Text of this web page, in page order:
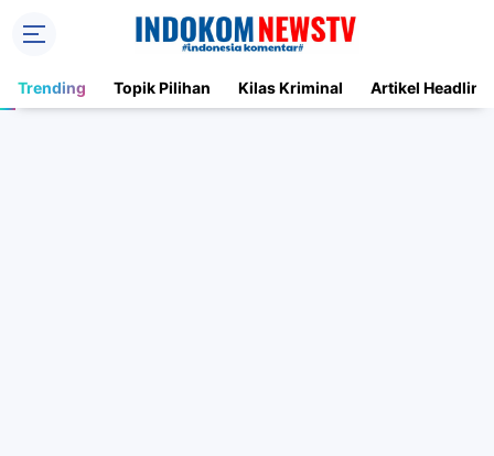
Trending Topik Pilihan Kilas Kriminal Artikel Headline